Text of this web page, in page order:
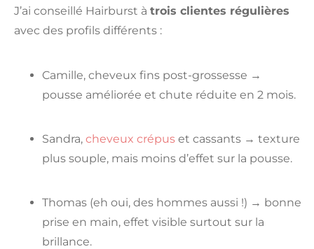
J’ai conseillé Hairburst à trois clientes régulières
avec des profils différents :
Camille, cheveux fins post-grossesse →
pousse améliorée et chute réduite en 2 mois.
Sandra, cheveux crépus et cassants → texture
plus souple, mais moins d’effet sur la pousse.
Thomas (eh oui, des hommes aussi !) → bonne
prise en main, effet visible surtout sur la
brillance.